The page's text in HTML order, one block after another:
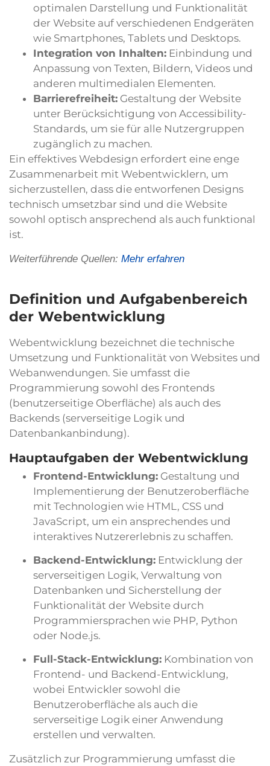
optimalen Darstellung und Funktionalität
der Website auf verschiedenen Endgeräten
wie Smartphones, Tablets und Desktops.
Integration von Inhalten: Einbindung und
Anpassung von Texten, Bildern, Videos und
anderen multimedialen Elementen.
Barrierefreiheit: Gestaltung der Website
unter Berücksichtigung von Accessibility-
Standards, um sie für alle Nutzergruppen
zugänglich zu machen.
Ein effektives Webdesign erfordert eine enge
Zusammenarbeit mit Webentwicklern, um
sicherzustellen, dass die entworfenen Designs
technisch umsetzbar sind und die Website
sowohl optisch ansprechend als auch funktional
ist.
Weiterführende Quellen: Mehr erfahren
Definition und Aufgabenbereich
der Webentwicklung
Webentwicklung bezeichnet die technische
Umsetzung und Funktionalität von Websites und
Webanwendungen. Sie umfasst die
Programmierung sowohl des Frontends
(benutzerseitige Oberfläche) als auch des
Backends (serverseitige Logik und
Datenbankanbindung).
Hauptaufgaben der Webentwicklung
Frontend-Entwicklung: Gestaltung und
Implementierung der Benutzeroberfläche
mit Technologien wie HTML, CSS und
JavaScript, um ein ansprechendes und
interaktives Nutzererlebnis zu schaffen.
Backend-Entwicklung: Entwicklung der
serverseitigen Logik, Verwaltung von
Datenbanken und Sicherstellung der
Funktionalität der Website durch
Programmiersprachen wie PHP, Python
oder Node.js.
Full-Stack-Entwicklung: Kombination von
Frontend- und Backend-Entwicklung,
wobei Entwickler sowohl die
Benutzeroberfläche als auch die
serverseitige Logik einer Anwendung
erstellen und verwalten.
Zusätzlich zur Programmierung umfasst die